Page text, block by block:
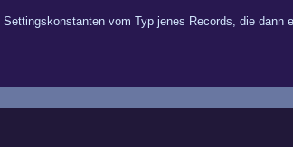
vom Typ jenes Records, die dann